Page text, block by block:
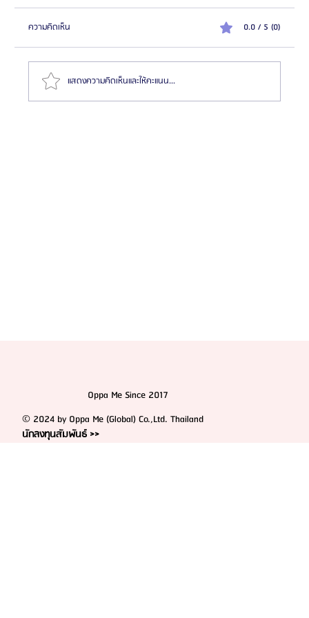
ความคิดเห็น 0.0 / 5 (0)
แสดงความคิดเห็นและให้คะแนน...
Oppa Me Since 2017
© 2024 by Oppa Me (Global) Co.,Ltd. Thailand
นักลงทุนสัมพันธ์ >>